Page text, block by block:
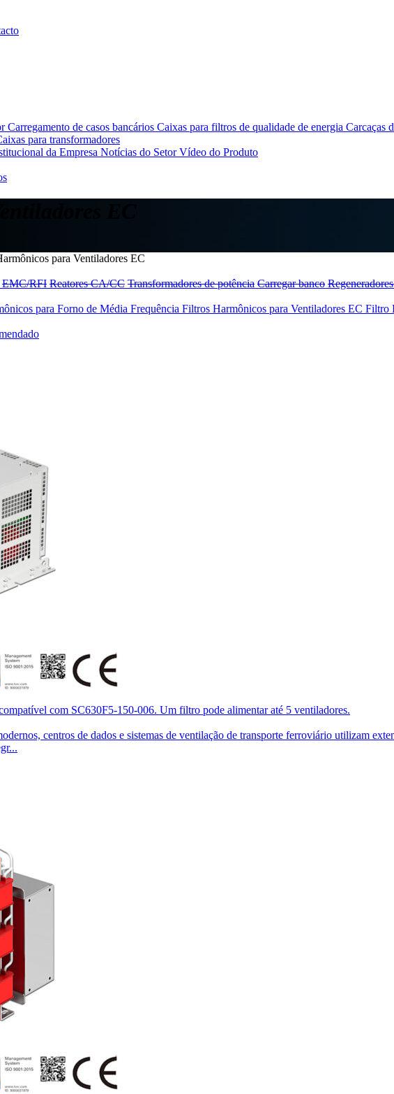
Carregamento de casos bancários Caixas para filtros de qualidade de energia Carcaças
para transformadores
da Empresa Notícias do Setor Vídeo do Produto
para Ventiladores EC
EMC/RFI Reatores CA/CC Transformadores de potência Carregar banco
para Forno de Média Frequência Filtros Harmônicos para Ventiladores EC Filtro
com SC630F5-150-006. Um filtro pode alimentar até 5 ventiladores.
centros de dados e sistemas de ventilação de transporte ferroviário utilizam